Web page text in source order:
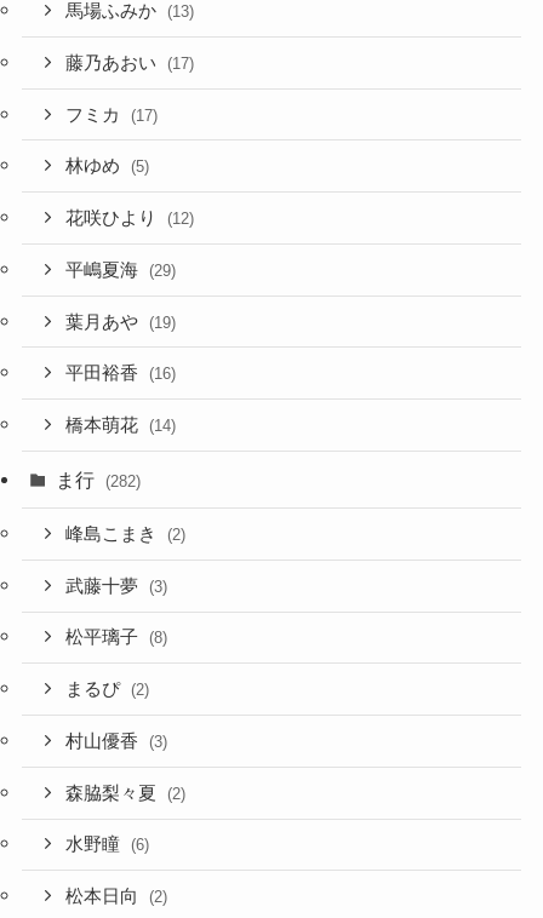
馬場ふみか (13)
藤乃あおい (17)
フミカ (17)
林ゆめ (5)
花咲ひより (12)
平嶋夏海 (29)
葉月あや (19)
平田裕香 (16)
橋本萌花 (14)
ま行 (282)
峰島こまき (2)
武藤十夢 (3)
松平璃子 (8)
まるぴ (2)
村山優香 (3)
森脇梨々夏 (2)
水野瞳 (6)
松本日向 (2)